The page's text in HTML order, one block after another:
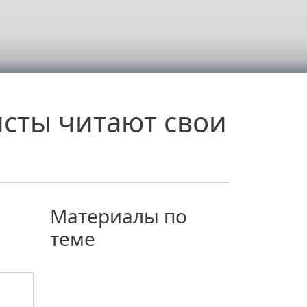
читают свои
Материалы по
теме